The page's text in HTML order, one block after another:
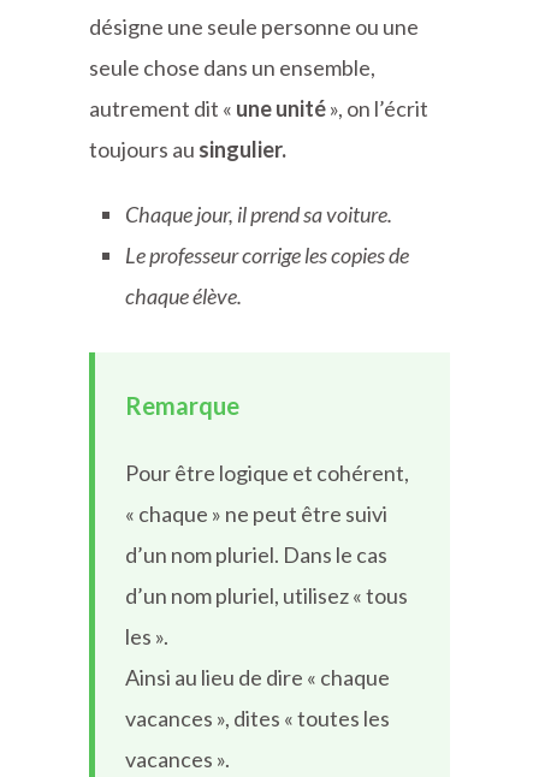
désigne une seule personne ou une
seule chose dans un ensemble,
autrement dit « une unité», on l’écrit
toujours au singulier.
Chaque jour, il prend sa voiture.
Le professeur corrige les copies de
chaque élève.
Remarque
Pour être logique et cohérent,
« chaque » ne peut être suivi
d’un nom pluriel. Dans le cas
d’un nom pluriel, utilisez « tous
les ».
Ainsi au lieu de dire « chaque
vacances », dites « toutes les
vacances ».